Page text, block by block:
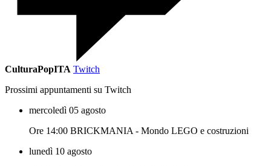
CulturaPopITA Twitch
Prossimi appuntamenti su Twitch
mercoledì 05 agosto
Ore 14:00 BRICKMANIA - Mondo LEGO e costruzioni
lunedì 10 agosto